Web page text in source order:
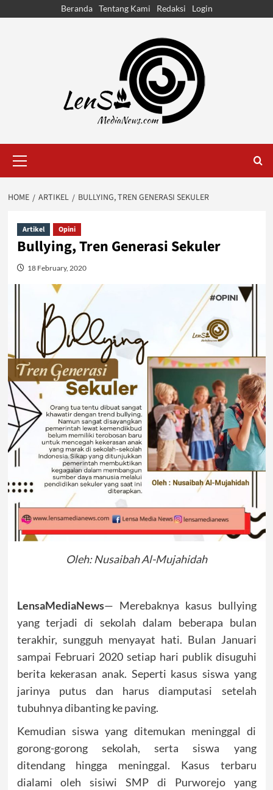
Beranda Tentang Kami Redaksi Login
Menu
HOME ARTIKEL BULLYING, TREN GENERASI SEKULER
Artikel Opini
Bullying, Tren Generasi Sekuler
18 February, 2020
Oleh: Nusaibah Al-Mujahidah
LensaMediaNews— Merebaknya kasus bullying
yang terjadi di sekolah dalam beberapa bulan
terakhir, sungguh menyayat hati. Bulan Januari
sampai Februari 2020 setiap hari publik disuguhi
berita kekerasan anak. Seperti kasus siswa yang
jarinya putus dan harus diamputasi setelah
tubuhnya dibanting ke paving.
Kemudian siswa yang ditemukan meninggal di
gorong-gorong sekolah, serta siswa yang
ditendang hingga meninggal. Kasus terbaru
dialami oleh sisiwi SMP di Purworejo yang